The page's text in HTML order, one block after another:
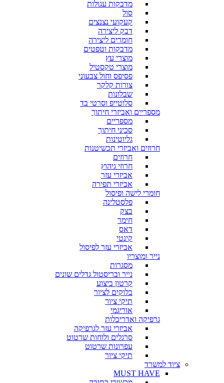
מדבקות עגולות
סול
קעקועי נצנצים
דבק ליצירה
חומרים ליצירה
מדבקות וטפטים
מוצרי עץ
מוצרי טקסטיל
פסיפס וחול צבעוני
צורות קלקר
שבלונות
סלוטייפ וסרטי בד
מספריים ואביזרי חיתוך
מספריים
סכיני חיתוך
גליוטינות
חרוזים ואביזרי תכשיטנות
חרוזים
חרוזי גיהוץ
אביזרי עזר
אביזרי תפירה
חומרי לישה ופיסול
פלסטלינה
בצק
חימר
דאס
קינטי
אביזרי עזר לפיסול
נייר ומוצריו
מסגרות
נייר ובריסטול גדלים שונים
קרטון ביצוע
בלוקים לציור
תיקי ציור
אוריגמי
גרפיקה ואדריכלות
אביזרי עזר לגרפיקה
סרגלים ולוחות שרטוט
עפרונות שרטוט
תיקי ציור
ציוד למשרד
MUST HAVE